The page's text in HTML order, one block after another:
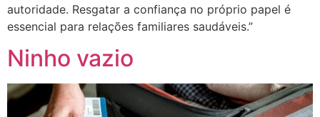
autoridade. Resgatar a confiança no próprio papel é
essencial para relações familiares saudáveis.”
Ninho vazio